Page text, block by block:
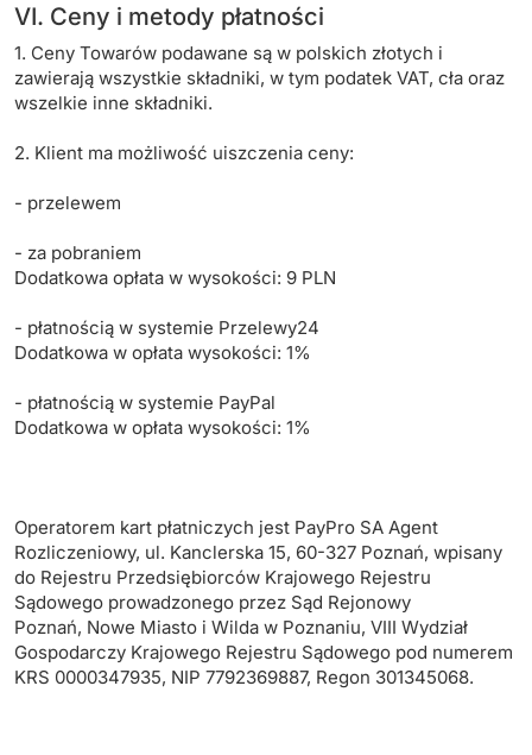
VI. Ceny i metody płatności
1. Ceny Towarów podawane są w polskich złotych i
zawierają wszystkie składniki, w tym podatek VAT, cła oraz
wszelkie inne składniki.
2. Klient ma możliwość uiszczenia ceny:
- przelewem
- za pobraniem
Dodatkowa opłata w wysokości: 9 PLN
- płatnością w systemie Przelewy24
Dodatkowa w opłata wysokości: 1%
- płatnością w systemie PayPal
Dodatkowa w opłata wysokości: 1%
Operatorem kart płatniczych jest PayPro SA Agent
Rozliczeniowy, ul. Kanclerska 15, 60-327 Poznań, wpisany
do Rejestru Przedsiębiorców Krajowego Rejestru
Sądowego prowadzonego przez Sąd Rejonowy
Poznań, Nowe Miasto i Wilda w Poznaniu, VIII Wydział
Gospodarczy Krajowego Rejestru Sądowego pod numerem
KRS 0000347935, NIP 7792369887, Regon 301345068.